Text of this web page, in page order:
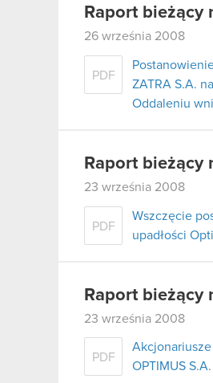
Raport bieżący
26 września 2008
PDF
ZATRA S.A.
Oddaleniu
Raport bieżący
23 września 2008
PDF
Wszczęcie
upadłości
Raport bieżący
23 września 2008
PDF
OPTIMUS